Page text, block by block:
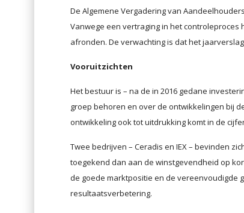
De Algemene Vergadering van
Vanwege een vertraging in het
afronden. De verwachting is dat het
Vooruitzichten
Het bestuur is – na de in 2016 gedane
groep behoren en over de ontwikkelingen bij
ontwikkeling ook tot uitdrukking komt in de
Twee bedrijven – Ceradis en IEX – bevinden
toegekend dan aan de winstgevendheid op
de goede marktpositie en de vereenvoudigde
resultaatsverbetering.